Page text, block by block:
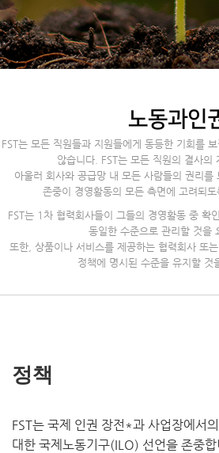
노동과인
FST는 모든 직원들과 지원들에게 동등한 기회를
않습니다. FST는 모든 직원의 결사의
아울러 회사와 공급망 내 모든 사람들의 권리를
존중이 경영활동의 모든 측면에 고려되도
FST는 1차 협력회사들이 그들의 경영활동 중 확
동일한 수준으로 관리할 것을
또한, 상품이나 서비스를 제공하는 협력회사 또
정책에 명시된 수준을 유지할 것
정책
FST는 국제 인권 장전*과 사업장에서
대한 국제노동기구(ILO) 선언을 존중